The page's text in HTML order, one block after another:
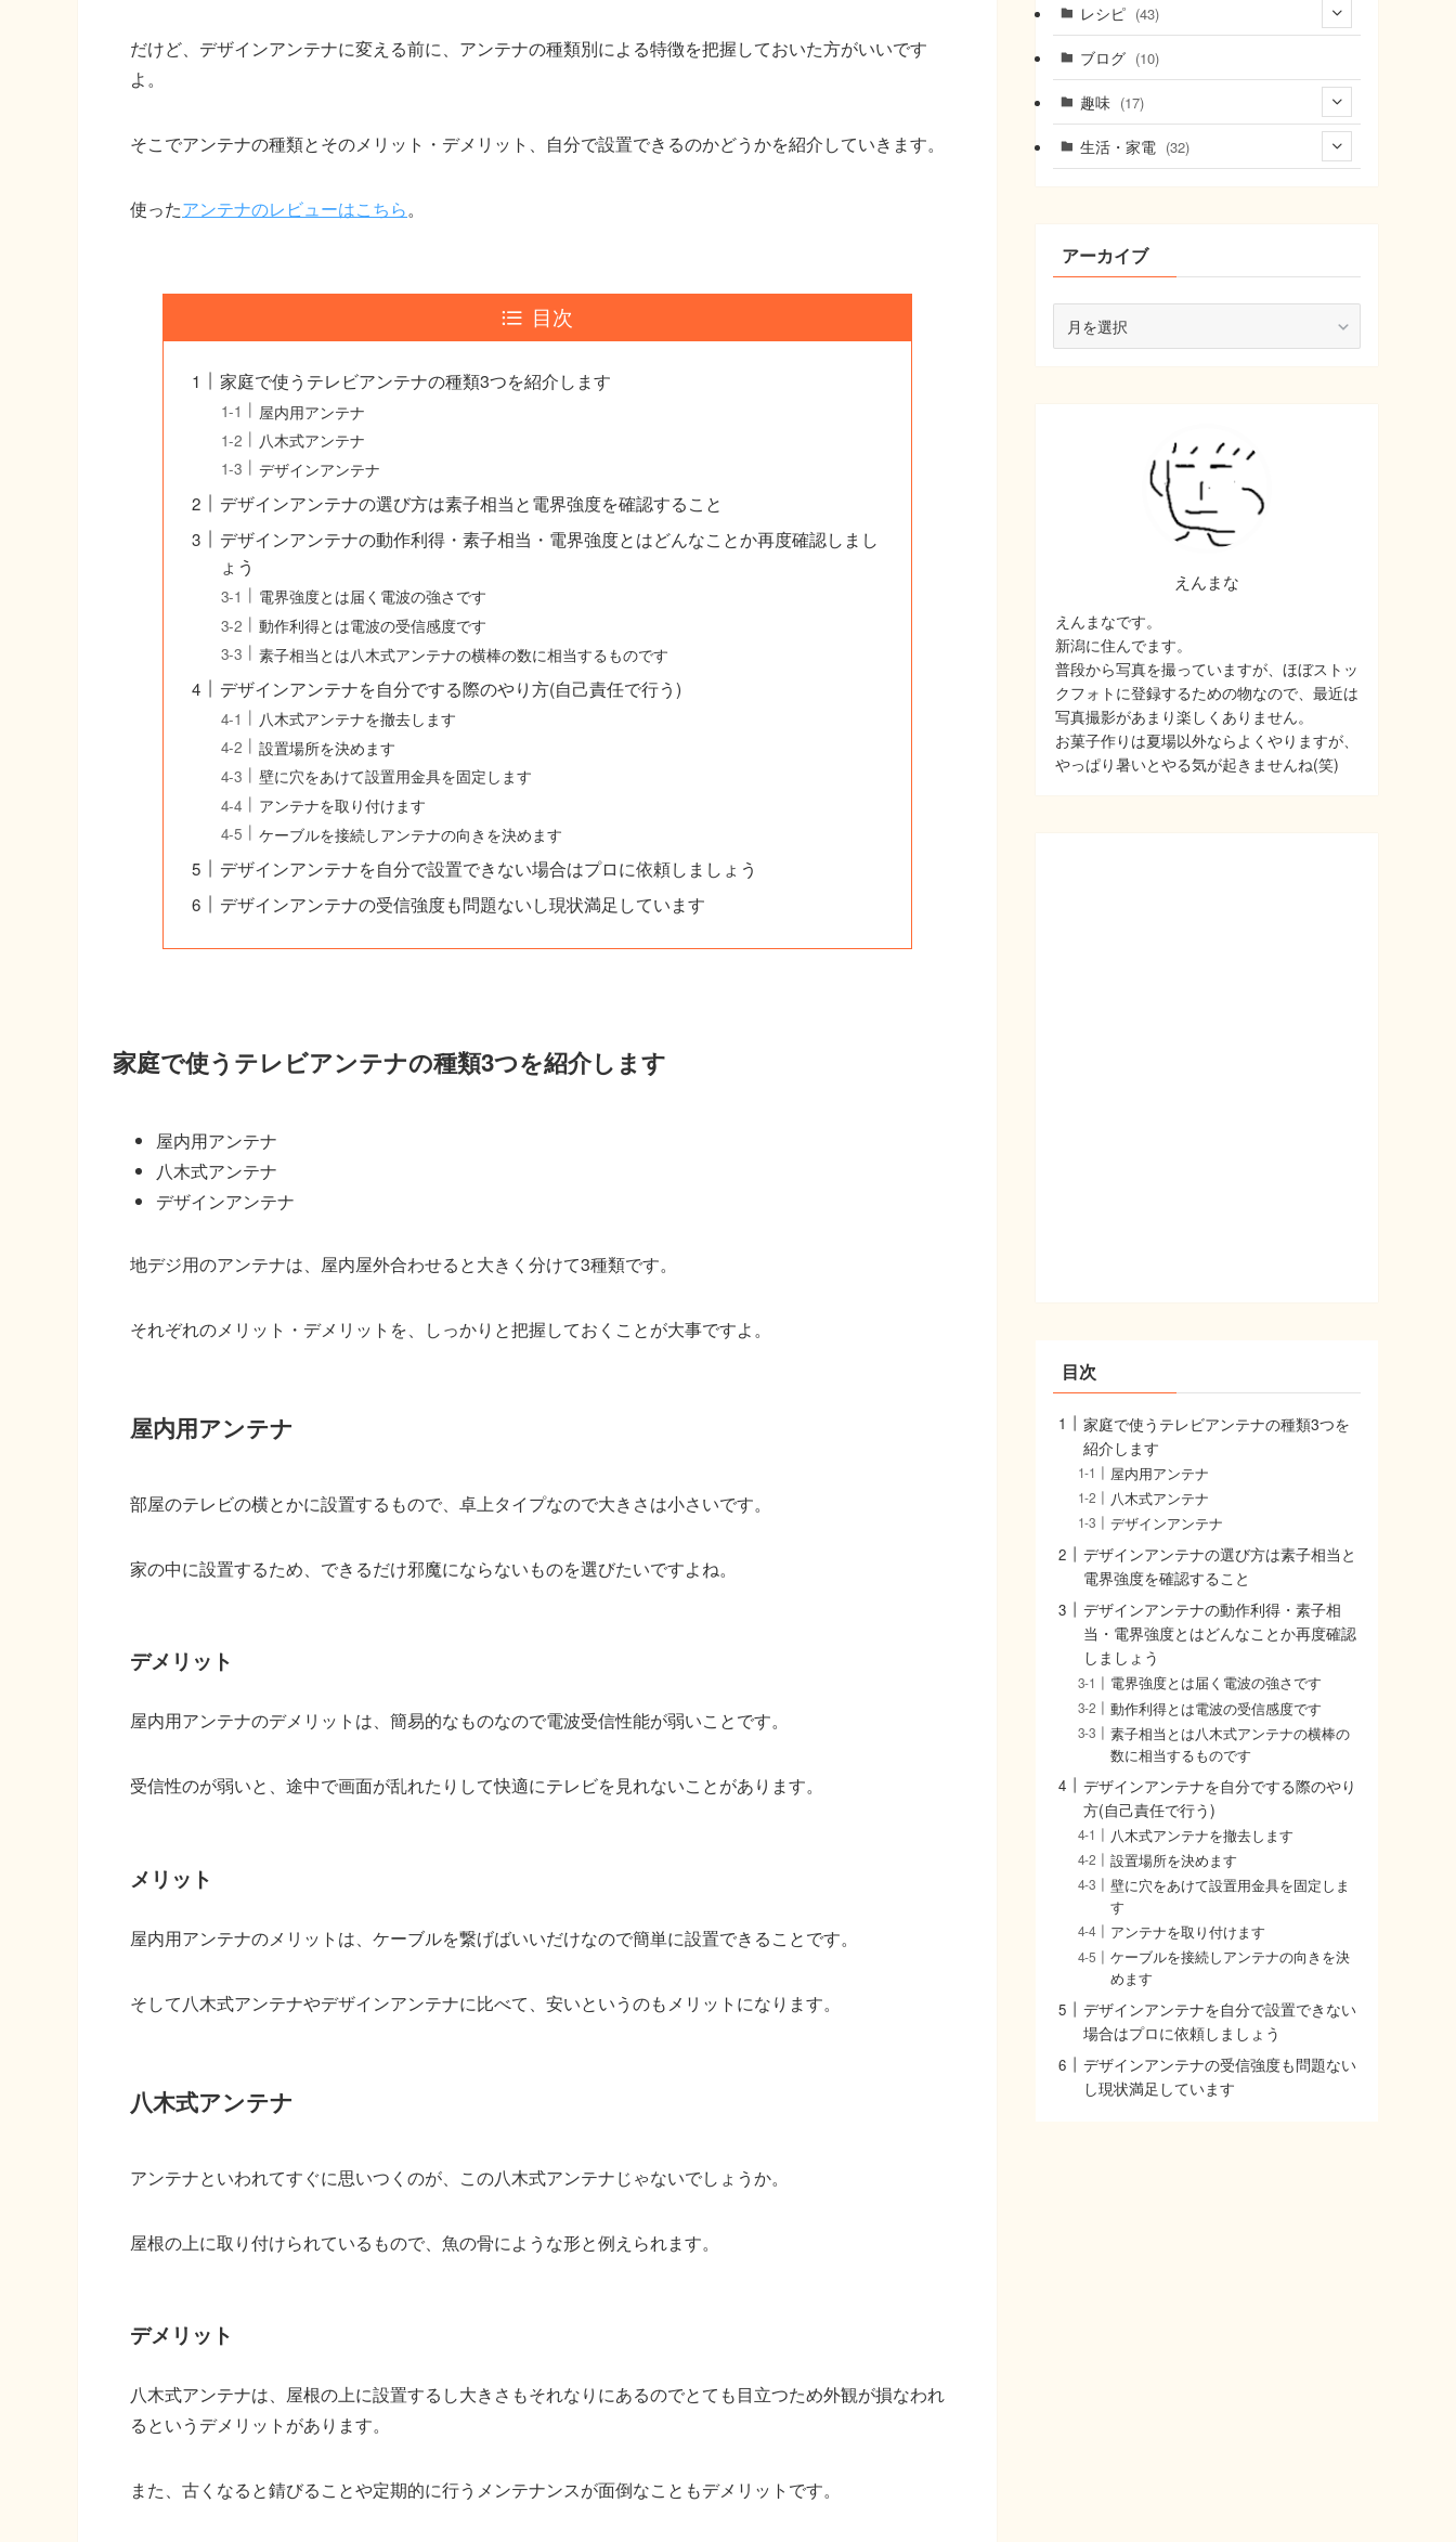
だけど、 デザインアンテナに変える前に、アンテナの種類別による特徴を把握しておいた方がいいです
よ。
そこでアンテナの種類とそのメリット・デメリット、自分で設置できるのかどうかを紹介していきます。
使ったアンテナのレビューはこちら。
目次
家庭で使うテレビアンテナの種類3つを紹介します
屋内用アンテナ
八木式アンテナ
デザインアンテナ
デザインアンテナの選び方は素子相当と電界強度を確認すること
デザインアンテナの動作利得・素子相当・電界強度とはどんなことか再度確認しまし
ょう
電界強度とは届く電波の強さです
動作利得とは電波の受信感度です
素子相当とは八木式アンテナの横棒の数に相当するものです
デザインアンテナを自分でする際のやり方(自己責任で行う)
八木式アンテナを撤去します
設置場所を決めます
壁に穴をあけて設置用金具を固定します
アンテナを取り付けます
ケーブルを接続しアンテナの向きを決めます
デザインアンテナを自分で設置できない場合はプロに依頼しましょう
デザインアンテナの受信強度も問題ないし現状満足しています
家庭で使うテレビアンテナの種類3つを紹介します
屋内用アンテナ
八木式アンテナ
デザインアンテナ
地デジ用のアンテナは、屋内屋外合わせると大きく分けて3種類です。
それぞれのメリット・デメリットを、しっかりと把握しておくことが大事ですよ。
屋内用アンテナ
部屋のテレビの横とかに設置するもので、卓上タイプなので大きさは小さいです。
家の中に設置するため、できるだけ邪魔にならないものを選びたいですよね。
デメリット
屋内用アンテナのデメリットは、簡易的なものなので電波受信性能が弱いことです。
受信性のが弱いと、途中で画面が乱れたりして快適にテレビを見れないことがあります。
メリット
屋内用アンテナのメリットは、ケーブルを繋げばいいだけなので簡単に設置できることです。
そして八木式アンテナやデザインアンテナに比べて、安いというのもメリットになります。
八木式アンテナ
アンテナといわれてすぐに思いつくのが、この八木式アンテナじゃないでしょうか。
屋根の上に取り付けられているもので、魚の骨にような形と例えられます。
デメリット
八木式アンテナは、屋根の上に設置するし大きさもそれなりにあるのでとても目立つため外観が損なわれ
るというデメリットがあります。
また、古くなると錆びることや定期的に行うメンテナンスが面倒なこともデメリットです。
レシピ (43)
(7)
(21)
(6)
ブログ (10)
趣味 (17)
(9)
生活・家電 (32)
アーカイブ
えんまな
えんまなです。
新潟に住んでます。
普段から写真を撮っていますが、ほぼストッ
クフォトに登録するための物なので、最近は
写真撮影があまり楽しくありません。
お菓子作りは夏場以外ならよくやりますが、
やっぱり暑いとやる気が起きませんね(笑)
目次
家庭で使うテレビアンテナの種類3つを
紹介します
屋内用アンテナ
八木式アンテナ
デザインアンテナ
デザインアンテナの選び方は素子相当と
電界強度を確認すること
デザインアンテナの動作利得・素子相
当・電界強度とはどんなことか再度確認
しましょう
電界強度とは届く電波の強さです
動作利得とは電波の受信感度です
素子相当とは八木式アンテナの横棒の
数に相当するものです
デザインアンテナを自分でする際のやり
方(自己責任で行う)
八木式アンテナを撤去します
設置場所を決めます
壁に穴をあけて設置用金具を固定しま
す
アンテナを取り付けます
ケーブルを接続しアンテナの向きを決
めます
デザインアンテナを自分で設置できない
場合はプロに依頼しましょう
デザインアンテナの受信強度も問題ない
し現状満足しています